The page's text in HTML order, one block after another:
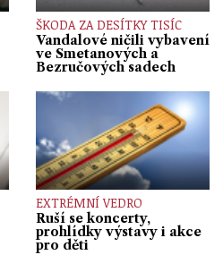
ŠKODA ZA DESÍTKY TISÍC
Vandalové ničili vybavení
ve Smetanových a
Bezručových sadech
EXTRÉMNÍ VEDRO
Ruší se koncerty,
prohlídky výstavy i akce
pro děti